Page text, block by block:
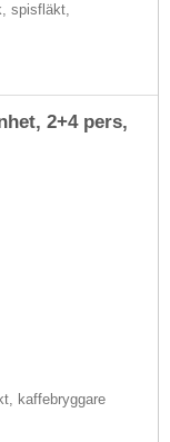
spisfläkt,
2+4 pers,
kaffebryggare